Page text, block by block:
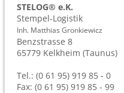
STELOG® e.K.
Stempel-Logistik
Inh. Matthias Gronkiewicz
Benzstrasse 8
65779 Kelkheim (Taunus)
Tel.: (0 61 95) 919 85 - 0
Fax: (0 61 95) 919 85 - 99